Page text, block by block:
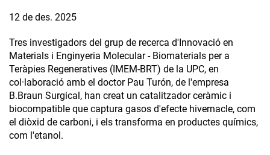
12 de des. 2025
Tres investigadors del grup de recerca d'Innovació en
Materials i Enginyeria Molecular - Biomaterials per a
Teràpies Regeneratives (IMEM-BRT) de la UPC, en
col·laboració amb el doctor Pau Turón, de l'empresa
B.Braun Surgical, han creat un catalitzador ceràmic i
biocompatible que captura gasos d'efecte hivernacle, com
el diòxid de carboni, i els transforma en productes químics,
com l'etanol.